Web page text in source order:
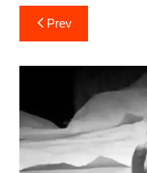
Post
navigation
Prev